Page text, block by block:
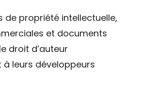
de propriété intellectuelle,
et documents
droit d’auteur
leurs développeurs